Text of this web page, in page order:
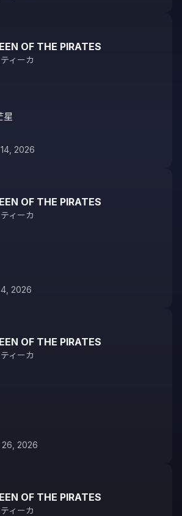
OF THE PIRATES
ィーカ
星
2026
OF THE PIRATES
ィーカ
2026
OF THE PIRATES
ィーカ
26, 2026
OF THE PIRATES
ィーカ